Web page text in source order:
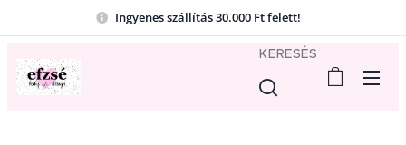
Ingyenes szállítás 30.000 Ft felett!
KERESÉS